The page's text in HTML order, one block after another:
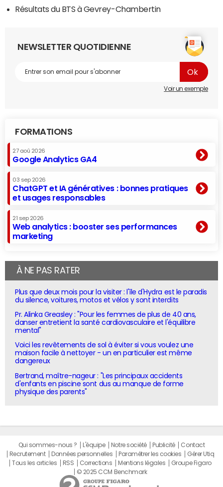
Résultats du BTS à Gevrey-Chambertin
NEWSLETTER QUOTIDIENNE
Voir un exemple
FORMATIONS
27 aoû 2026
Google Analytics GA4
03 sep 2026
ChatGPT et IA génératives : bonnes pratiques
et usages responsables
21 sep 2026
Web analytics : booster ses performances
marketing
À NE PAS RATER
Plus que deux mois pour la visiter : l'île d'Hydra est le paradis
du silence, voitures, motos et vélos y sont interdits
Pr. Alinka Greasley : "Pour les femmes de plus de 40 ans,
danser entretient la santé cardiovasculaire et l'équilibre
mental"
Voici les revêtements de sol à éviter si vous voulez une
maison facile à nettoyer - un en particulier est même
dangereux
Bertrand, maître-nageur : "Les principaux accidents
d'enfants en piscine sont dus au manque de forme
physique des parents"
Qui sommes-nous ? L'équipe Notre société Publicité
Contact
Recrutement
Données personnelles Paramétrer les cookies
Gérer Utiq
Tous les articles
RSS Corrections Mentions légales
Groupe Figaro
© 2025 CCM Benchmark